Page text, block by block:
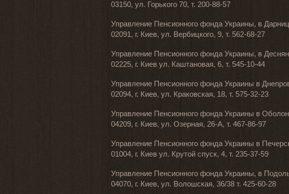
03150, ул. Горького 70, т. 200-88-57
Управление Пенсионного фонда Украины, в
02091, г. Киев, ул. Вербицкого, 9, т. 562-68-27
Управление Пенсионного фонда Украины, в
02225, г. Киев ул. Каштановая, 6, т. 545-10-44
Управление Пенсионного фонда Украины в
02094, г. Киев, ул. Краковская, 18, т. 575-32-23
Управление Пенсионного фонда Украины в
04209, г. Киев, ул. Озерная, 26-А, т. 467-86-97
Управление Пенсионного фонда Украины в
01004, г. Киев ул. Крутой спуск, 4, т. 235-37-59
Управление Пенсионного фонда Украины, в
04070, г. Киев, ул. Волошская, 36/38 т. 425-60-28